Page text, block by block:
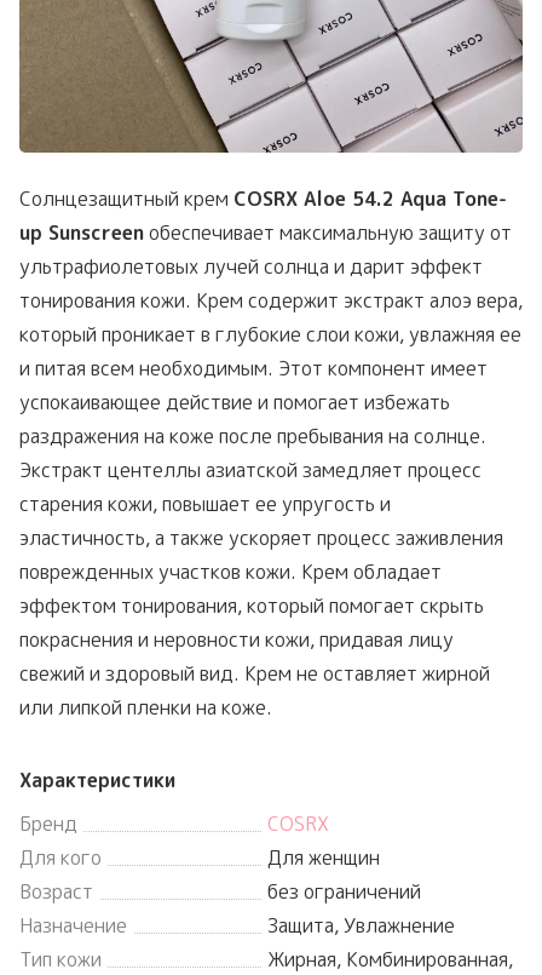
Солнцезащитный крем COSRX Aloe 54.2 Aqua Tone-
up Sunscreenобеспечивает максимальную защиту от
ультрафиолетовых лучей солнца и дарит эффект
тонирования кожи. Крем содержит экстракт алоэ вера,
который проникает в глубокие слои кожи, увлажняя ее
и питая всем необходимым. Этот компонент имеет
успокаивающее действие и помогает избежать
раздражения на коже после пребывания на солнце.
Экстракт центеллы азиатской замедляет процесс
старения кожи, повышает ее упругость и
эластичность, а также ускоряет процесс заживления
поврежденных участков кожи. Крем обладает
эффектом тонирования, который помогает скрыть
покраснения и неровности кожи, придавая лицу
свежий и здоровый вид. Крем не оставляет жирной
или липкой пленки на коже.
Характеристики
Бренд
COSRX
Для кого
Для женщин
Возраст
без ограничений
Назначение
Защита, Увлажнение
Тип кожи
Жирная, Комбинированная,